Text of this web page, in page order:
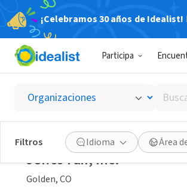
¡Celebramos 30 años de Idealist!
Participa
Buscar
por
palabra
clave
o
interés
Filtros Idioma Área
Jeffco Fair, Inc.
Golden, CO